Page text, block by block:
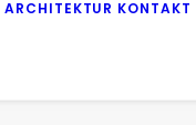
ARCHITEKTUR KONTAKT